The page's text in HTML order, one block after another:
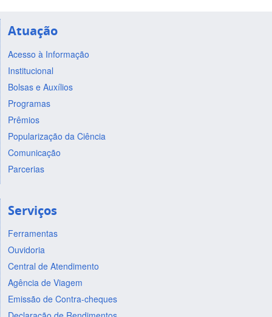
Atuação
Acesso à Informação
Institucional
Bolsas e Auxílios
Programas
Prêmios
Popularização da Ciência
Comunicação
Parcerias
Serviços
Ferramentas
Ouvidoria
Central de Atendimento
Agência de Viagem
Emissão de Contra-cheques